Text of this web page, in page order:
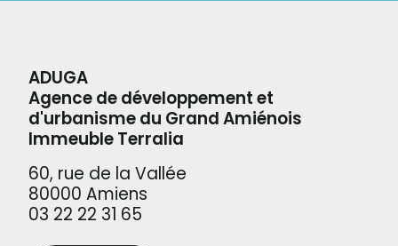
ADUGA
Agence de développement et
d'urbanisme du Grand Amiénois
Immeuble Terralia
60, rue de la Vallée
80000 Amiens
03 22 22 31 65